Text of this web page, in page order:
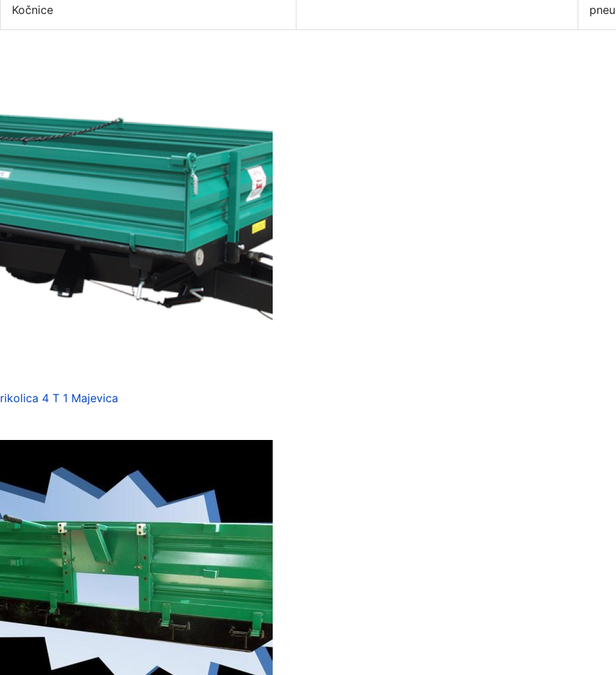
Kočnice
4 T 1 Majevica